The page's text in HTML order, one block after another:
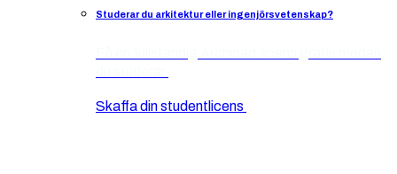
Studerar du arkitektur eller ingenjörsvetenskap?
Skaffa din studentlicens